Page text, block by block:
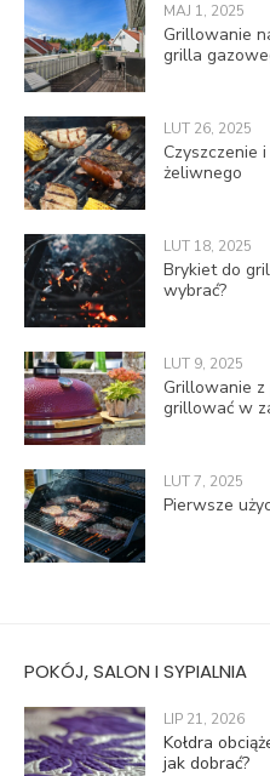
MAJ 1, 2025
Grillowanie
grilla
LUT 26, 2025
Czyszczenie
żeliwnego
LUT 18, 2025
Brykiet do
wybrać?
LUT 9, 2025
Grillowanie z
grillować w
LUT 7, 2025
Pierwsze
POKÓJ, SALON I SYPIALNIA
LIP 21, 2026
Kołdra
jak dobrać?